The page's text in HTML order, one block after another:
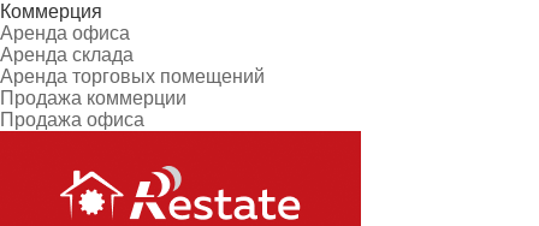
Коммерция
Аренда офиса
Аренда склада
Аренда торговых помещений
Продажа коммерции
Продажа офиса